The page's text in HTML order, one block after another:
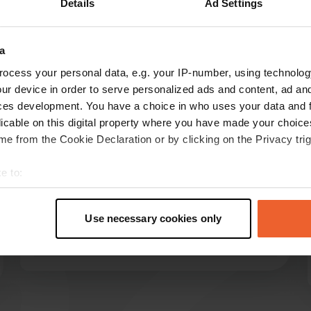
Details Ad Settings
your personal data, e.g. your IP-number, using
device in order to serve personalized ads and content, ad
development. You have a choice in who uses your data and
on this digital property where you have made your
from the Cookie Declaration or by clicking on the Privacy
to:
geographical location which can be accurate to within
personal data is processed and set your preferences in the
content and ads, to provide social media features and to
Use necessary cookies only
Montre plus
avis
w woggi66
juin 2026
des arbres. Infrastructures totalement vétustes.
Pas d'eau chaude pour la vaisselle. Marché très
restreint et peu performant. Rapport
qualité/prix déplorable. Une nuit, et plus jamais.